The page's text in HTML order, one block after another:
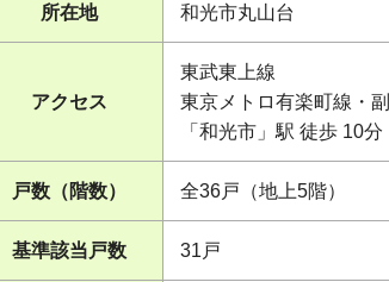
所在地 和光市丸山台
アクセス
東武東上線
東京メトロ有楽町線・
「和光市」駅 徒歩 10分
戸数（階数） 全36戸（地上5階）
基準該当戸数 31戸